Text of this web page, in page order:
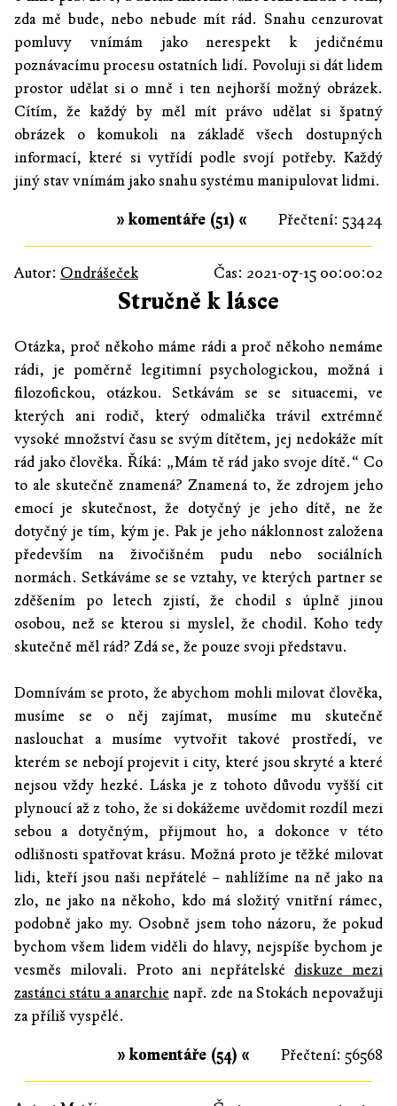
zda mě bude, nebo nebude mít rád. Snahu cenzurovat
pomluvy vnímám jako nerespekt k jedičnému
poznávacímu procesu ostatních lidí. Povoluji si dát lidem
prostor udělat si o mně i ten nejhorší možný obrázek.
Cítím, že každý by měl mít právo udělat si špatný
obrázek o komukoli na základě všech dostupných
informací, které si vytřídí podle svojí potřeby. Každý
jiný stav vnímám jako snahu systému manipulovat lidmi.
Přečtení: 53424
» komentáře (51) «
Autor: Ondrášeček Čas: 2021-07-15 00:00:02
Stručně k lásce
Otázka, proč někoho máme rádi a proč někoho nemáme
rádi, je poměrně legitimní psychologickou, možná i
filozofickou, otázkou. Setkávám se se situacemi, ve
kterých ani rodič, který odmalička trávil extrémně
vysoké množství času se svým dítětem, jej nedokáže mít
rád jako člověka. Říká: „Mám tě rád jako svoje dítě.“ Co
to ale skutečně znamená? Znamená to, že zdrojem jeho
emocí je skutečnost, že dotyčný je jeho dítě, ne že
dotyčný je tím, kým je. Pak je jeho náklonnost založena
především na živočišném pudu nebo sociálních
normách. Setkáváme se se vztahy, ve kterých partner se
zděšením po letech zjistí, že chodil s úplně jinou
osobou, než se kterou si myslel, že chodil. Koho tedy
skutečně měl rád? Zdá se, že pouze svoji představu.
Domnívám se proto, že abychom mohli milovat člověka,
musíme se o něj zajímat, musíme mu skutečně
naslouchat a musíme vytvořit takové prostředí, ve
kterém se nebojí projevit i city, které jsou skryté a které
nejsou vždy hezké. Láska je z tohoto důvodu vyšší cit
plynoucí až z toho, že si dokážeme uvědomit rozdíl mezi
sebou a dotyčným, přijmout ho, a dokonce v této
odlišnosti spatřovat krásu. Možná proto je těžké milovat
lidi, kteří jsou naši nepřátelé – nahlížíme na ně jako na
zlo, ne jako na někoho, kdo má složitý vnitřní rámec,
podobně jako my. Osobně jsem toho názoru, že pokud
bychom všem lidem viděli do hlavy, nejspíše bychom je
vesměs milovali. Proto ani nepřátelské diskuze mezi
zastánci státu a anarchie např. zde na Stokách nepovažuji
za příliš vyspělé.
Přečtení: 56568
» komentáře (54) «